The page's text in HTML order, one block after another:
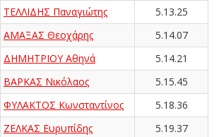
ΤΕΛΛΙΔΗΣ Παναγιώτης
5.13.25
ΑΜΑΞΑΣ Θεοχάρης
5.14.07
ΔΗΜΗΤΡΙΟΥ Αθηνά
5.14.21
ΒΑΡΚΑΣ Νικόλαος
5.15.45
ΦΥΛΑΚΤΟΣ Κωνσταντίνος
5.18.36
ΖΕΛΚΑΣ Ευρυπίδης 5.19.37